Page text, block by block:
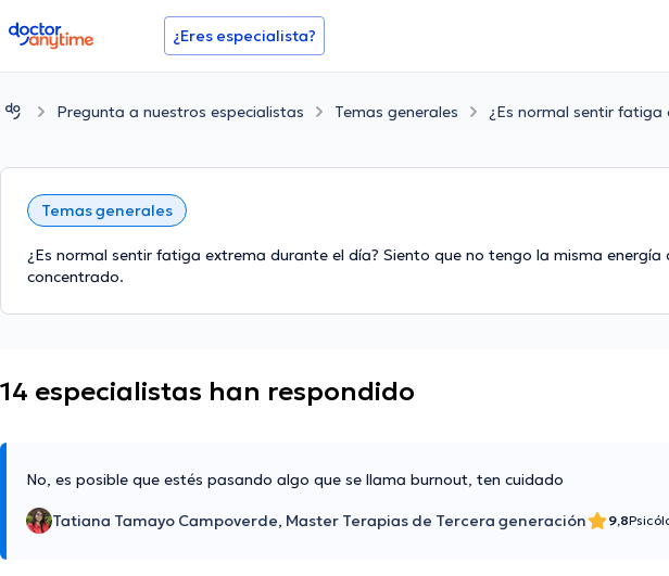
doctoranytime ¿Eres especialista?
Pregunta a nuestros especialistas Temas generales ¿Es normal sentir
Temas generales
¿Es normal sentir fatiga extrema durante el día? Siento que no tengo la misma
concentrado.
14 especialistas han respondido
No, es posible que estés pasando algo que se llama burnout, ten cuidado
Tatiana Tamayo Campoverde, Master Terapias de Tercera generación 9,8